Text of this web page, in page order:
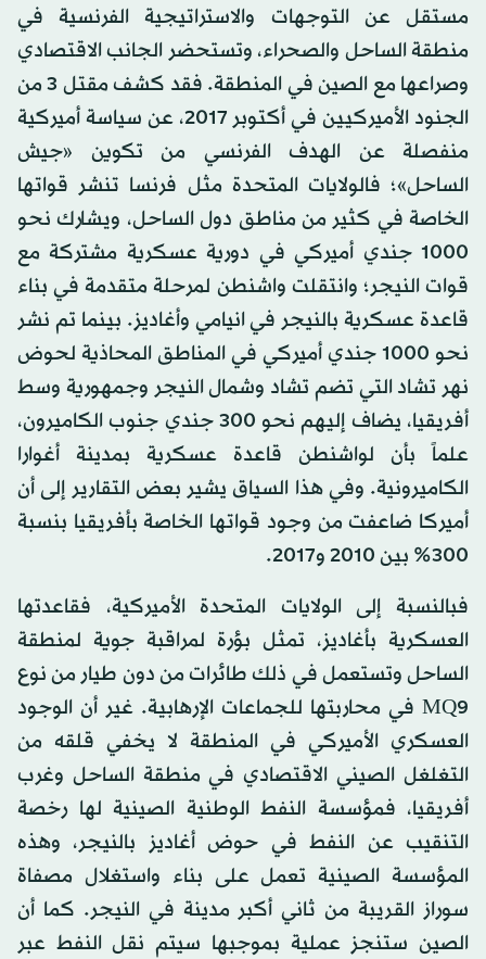
مستقل عن التوجهات والاستراتيجية الفرنسية في
منطقة الساحل والصحراء، وتستحضر الجانب الاقتصادي
وصراعها مع الصين في المنطقة. فقد كشف مقتل 3 من
الجنود الأميركيين في أكتوبر 2017، عن سياسة أميركية
منفصلة عن الهدف الفرنسي من تكوين «جيش
الساحل»؛ فالولايات المتحدة مثل فرنسا تنشر قواتها
الخاصة في كثير من مناطق دول الساحل، ويشارك نحو
1000 جندي أميركي في دورية عسكرية مشتركة مع
قوات النيجر؛ وانتقلت واشنطن لمرحلة متقدمة في بناء
قاعدة عسكرية بالنيجر في انيامي وأغاديز. بينما تم نشر
نحو 1000 جندي أميركي في المناطق المحاذية لحوض
نهر تشاد التي تضم تشاد وشمال النيجر وجمهورية وسط
أفريقيا، يضاف إليهم نحو 300 جندي جنوب الكاميرون،
علماً بأن لواشنطن قاعدة عسكرية بمدينة أغوارا
الكاميرونية. وفي هذا السياق يشير بعض التقارير إلى أن
أميركا ضاعفت من وجود قواتها الخاصة بأفريقيا بنسبة
300% بين 2010 و2017.
فبالنسبة إلى الولايات المتحدة الأميركية، فقاعدتها
العسكرية بأغاديز، تمثل بؤرة لمراقبة جوية لمنطقة
الساحل وتستعمل في ذلك طائرات من دون طيار من نوع
MQ9 في محاربتها للجماعات الإرهابية. غير أن الوجود
العسكري الأميركي في المنطقة لا يخفي قلقه من
التغلغل الصيني الاقتصادي في منطقة الساحل وغرب
أفريقيا، فمؤسسة النفط الوطنية الصينية لها رخصة
التنقيب عن النفط في حوض أغاديز بالنيجر، وهذه
المؤسسة الصينية تعمل على بناء واستغلال مصفاة
سوراز القريبة من ثاني أكبر مدينة في النيجر. كما أن
الصين ستنجز عملية بموجبها سيتم نقل النفط عبر